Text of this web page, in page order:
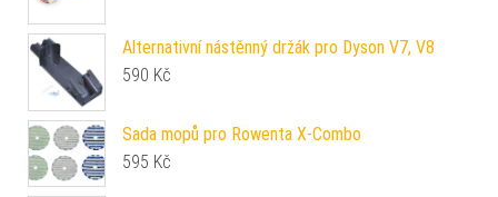
Alternativní nástěnný držák pro Dyson V7, V8
590 Kč
Sada mopů pro Rowenta X-Combo
595 Kč